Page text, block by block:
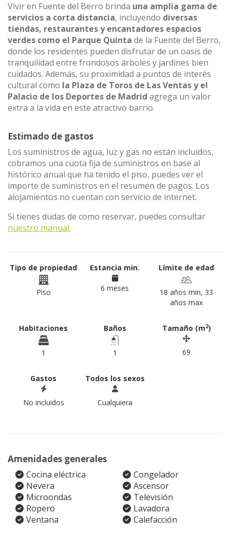
Vivir en Fuente del Berro brinda una amplia gama de
servicios a corta distancia, incluyendo diversas
tiendas, restaurantes y encantadores espacios
verdes como el Parque Quinta de la Fuente del Berro,
donde los residentes pueden disfrutar de un oasis de
tranquilidad entre frondosos árboles y jardines bien
cuidados. Además, su proximidad a puntos de interés
cultural como la Plaza de Toros de Las Ventas y el
Palacio de los Deportes de Madrid agrega un valor
extra a la vida en este atractivo barrio.
Estimado de gastos
Los suministros de agua, luz y gas no están incluidos,
cobramos una cuota fija de suministros en base al
histórico anual que ha tenido el piso, puedes ver el
importe de suministros en el resumen de pagos. Los
alojamientos no cuentan con servicio de internet.
Si tienes dudas de como reservar, puedes consultar
nuestro manual.
Tipo de propiedad
Piso
Estancia min.
6 meses
Límite de edad
18 años min, 33
años max
Habitaciones
1
Baños
1
Tamaño (m2)
69
Gastos
No incluidos
Todos los sexos
Cualquiera
Amenidades generales
Cocina eléctrica
Congelador
Nevera
Ascensor
Microondas
Televisión
Ropero
Lavadora
Ventana
Calefacción